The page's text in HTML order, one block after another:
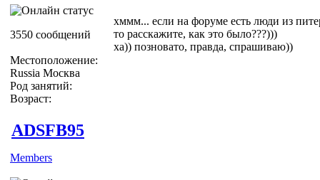
3550 сообщений
Местоположение:
Russia Москва
Род занятий:
Возраст:
хммм... если на форуме есть люди из
то расскажите, как это было???)))
ха)) позновато, правда, спрашиваю))
ADSFB95
Members